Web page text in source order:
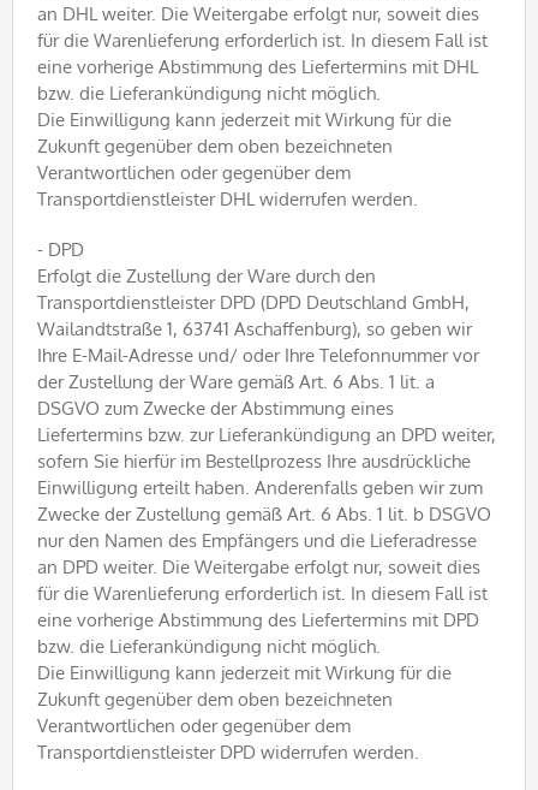
an DHL weiter. Die Weitergabe erfolgt nur, soweit dies
für die Warenlieferung erforderlich ist. In diesem Fall ist
eine vorherige Abstimmung des Liefertermins mit DHL
bzw. die Lieferankündigung nicht möglich.
Die Einwilligung kann jederzeit mit Wirkung für die
Zukunft gegenüber dem oben bezeichneten
Verantwortlichen oder gegenüber dem
Transportdienstleister DHL widerrufen werden.
- DPD
Erfolgt die Zustellung der Ware durch den
Transportdienstleister DPD (DPD Deutschland GmbH,
Wailandtstraße 1, 63741 Aschaffenburg), so geben wir
Ihre E-Mail-Adresse und/ oder Ihre Telefonnummer vor
der Zustellung der Ware gemäß Art. 6 Abs. 1 lit. a
DSGVO zum Zwecke der Abstimmung eines
Liefertermins bzw. zur Lieferankündigung an DPD weiter,
sofern Sie hierfür im Bestellprozess Ihre ausdrückliche
Einwilligung erteilt haben. Anderenfalls geben wir zum
Zwecke der Zustellung gemäß Art. 6 Abs. 1 lit. b DSGVO
nur den Namen des Empfängers und die Lieferadresse
an DPD weiter. Die Weitergabe erfolgt nur, soweit dies
für die Warenlieferung erforderlich ist. In diesem Fall ist
eine vorherige Abstimmung des Liefertermins mit DPD
bzw. die Lieferankündigung nicht möglich.
Die Einwilligung kann jederzeit mit Wirkung für die
Zukunft gegenüber dem oben bezeichneten
Verantwortlichen oder gegenüber dem
Transportdienstleister DPD widerrufen werden.